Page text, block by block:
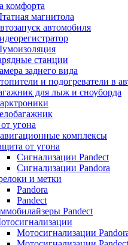
комфорта
магнитола
автомобиля
станции
заднего вида
и подогреватели в
для лыж и сноуборда
угона
комплексы
от угона
Сигнализации Pandect
Сигнализации Pandora
и метки
Pandora
Pandect
Pandect
Мотосигнализации